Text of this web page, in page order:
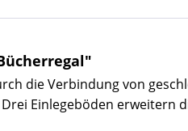
die Verbindung von
Einlegeböden erweitern